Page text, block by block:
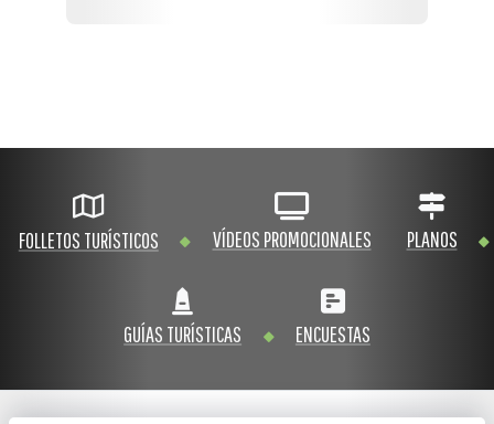
FOLLETOS TURÍSTICOS VÍDEOS PROMOCIONALES PLANOS
GUÍAS TURÍSTICAS ENCUESTAS